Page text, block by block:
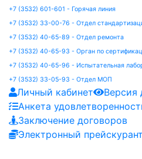
+7 (3532) 601-601 - Горячая линия
+7 (3532) 33-00-76 - Отдел
+7 (3532) 40-65-89 - Отдел ремонта
+7 (3532) 40-65-93 - Орган по
+7 (3532) 40-65-96 - Испытательная
+7 (3532) 33-05-93 - Отдел МОП
Личный кабинет
Версия
Анкета
Заключение договоров
Электронный прейскурант